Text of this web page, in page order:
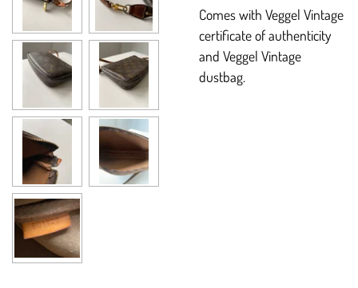
Comes with Veggel Vintage
certificate of authenticity
and Veggel Vintage
dustbag.